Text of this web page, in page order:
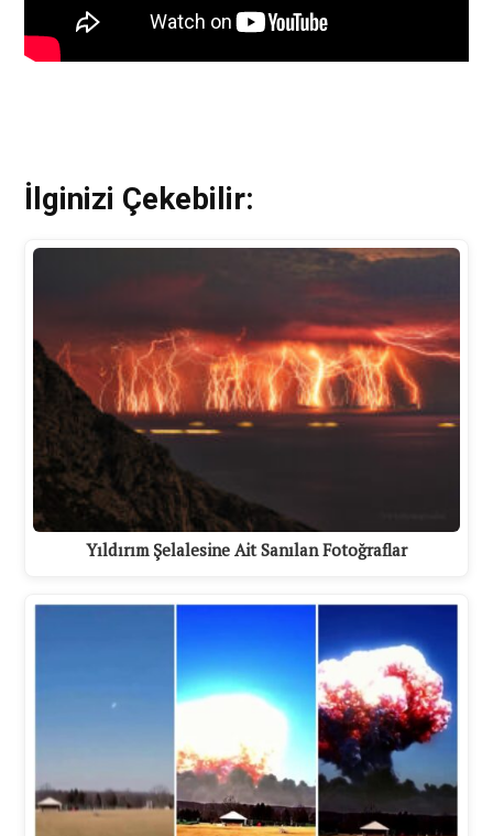
İlginizi Çekebilir:
Yıldırım Şelalesine Ait Sanılan Fotoğraflar